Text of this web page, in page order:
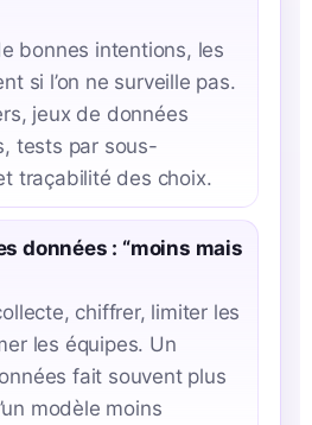
bonnes intentions, les
si l’on ne surveille pas.
jeux de données
tests par sous-
traçabilité des choix.
données : “moins mais
chiffrer, limiter les
les équipes. Un
fait souvent plus
modèle moins